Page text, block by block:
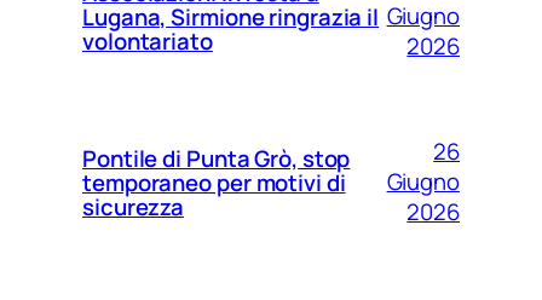
Lugana, Sirmione ringrazia il
volontariato
Giugno
2026
Pontile di Punta Grò, stop
temporaneo per motivi di
sicurezza
26
Giugno
2026